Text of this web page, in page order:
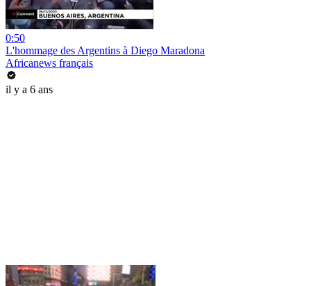
0:50
L'hommage des Argentins à Diego Maradona
Africanews français
il y a 6 ans